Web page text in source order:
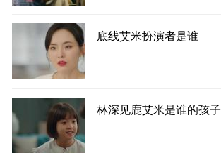
底线艾米扮演者是谁
林深见鹿艾米是谁的孩子